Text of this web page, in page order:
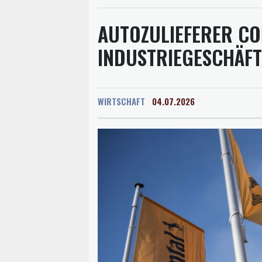
AUTOZULIEFERER
WIRTSCHAFT 04.07.2026